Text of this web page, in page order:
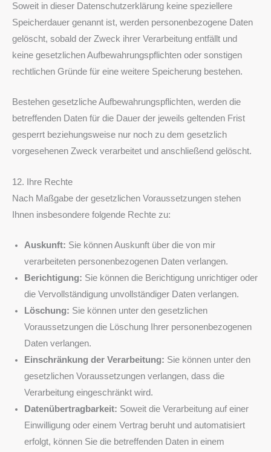
Soweit in dieser Datenschutzerklärung keine speziellere
Speicherdauer genannt ist, werden personenbezogene Daten
gelöscht, sobald der Zweck ihrer Verarbeitung entfällt und
keine gesetzlichen Aufbewahrungspflichten oder sonstigen
rechtlichen Gründe für eine weitere Speicherung bestehen.
Bestehen gesetzliche Aufbewahrungspflichten, werden die
betreffenden Daten für die Dauer der jeweils geltenden Frist
gesperrt beziehungsweise nur noch zu dem gesetzlich
vorgesehenen Zweck verarbeitet und anschließend gelöscht.
12. Ihre Rechte
Nach Maßgabe der gesetzlichen Voraussetzungen stehen
Ihnen insbesondere folgende Rechte zu:
Auskunft: Sie können Auskunft über die von mir
verarbeiteten personenbezogenen Daten verlangen.
Berichtigung: Sie können die Berichtigung unrichtiger oder
die Vervollständigung unvollständiger Daten verlangen.
Löschung: Sie können unter den gesetzlichen
Voraussetzungen die Löschung Ihrer personenbezogenen
Daten verlangen.
Einschränkung der Verarbeitung: Sie können unter den
gesetzlichen Voraussetzungen verlangen, dass die
Verarbeitung eingeschränkt wird.
Datenübertragbarkeit: Soweit die Verarbeitung auf einer
Einwilligung oder einem Vertrag beruht und automatisiert
erfolgt, können Sie die betreffenden Daten in einem